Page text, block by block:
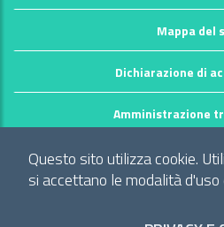
Questo sito utilizza cookie.
si accettano le modalità d'uso
Mappa del
Dichiarazione di
Amministrazione
©2026 GECT GO /
Realizzato da